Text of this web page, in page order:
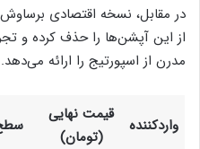
در مقابل، نسخه اقتصادی
از این آپشن‌ها را حذف کرده و
مدرن از اسپورتیج را ارائه می‌دهد.
واردکننده
قیمت نهایی
(تومان)